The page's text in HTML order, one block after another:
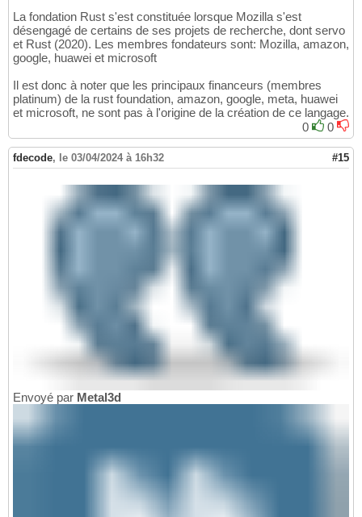
La fondation Rust s'est constituée lorsque Mozilla s'est
désengagé de certains de ses projets de recherche, dont servo
et Rust (2020). Les membres fondateurs sont: Mozilla, amazon,
google, huawei et microsoft
Il est donc à noter que les principaux financeurs (membres
platinum) de la rust foundation, amazon, google, meta, huawei
et microsoft, ne sont pas à l'origine de la création de ce langage.
0
0
fdecode, le 03/04/2024 à 16h32 #15
Envoyé par Metal3d